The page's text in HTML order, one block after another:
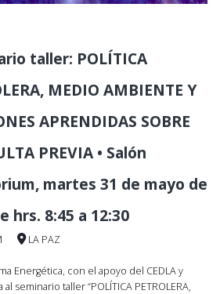
taller: POLÍTICA
MEDIO AMBIENTE Y
APRENDIDAS SOBRE
PREVIA • Salón
martes 31 de mayo de
hrs. 8:45 a 12:30
LA PAZ
Energética, con el apoyo del CEDLA y
al seminario taller “POLÍTICA PETROLERA,